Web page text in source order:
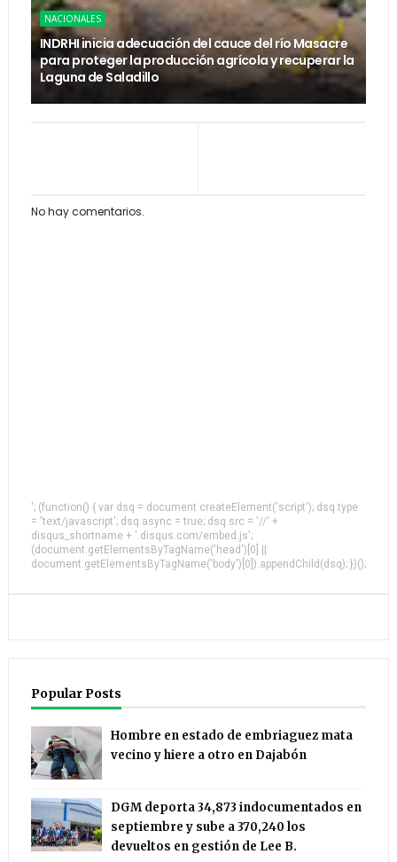
NACIONALES
INDRHI inicia adecuación del cauce del río Masacre
para proteger la producción agrícola y recuperar la
Laguna de Saladillo
No hay comentarios.
'; (function() { var dsq = document.createElement('script'); dsq.type
= 'text/javascript'; dsq.async = true; dsq.src = '//' +
disqus_shortname + '.disqus.com/embed.js';
(document.getElementsByTagName('head')[0] ||
document.getElementsByTagName('body')[0]).appendChild(dsq); })();
Popular Posts
Hombre en estado de embriaguez mata
vecino y hiere a otro en Dajabón
DGM deporta 34,873 indocumentados en
septiembre y sube a 370,240 los
devueltos en gestión de Lee B.